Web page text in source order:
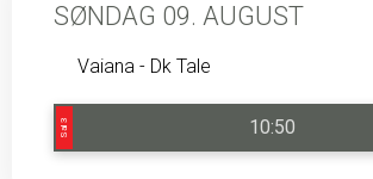
SØNDAG 09. AUGUST
Vaiana - Dk Tale
Sal 3 10:50